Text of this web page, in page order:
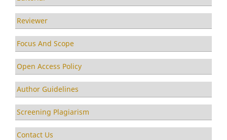
Reviewer
Focus And Scope
Open Access Policy
Author Guidelines
Screening Plagiarism
Contact Us